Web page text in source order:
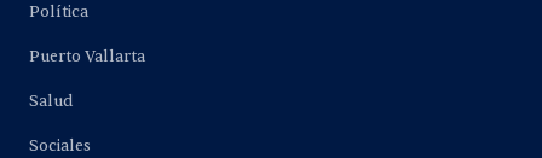
Política
Puerto Vallarta
Salud
Sociales